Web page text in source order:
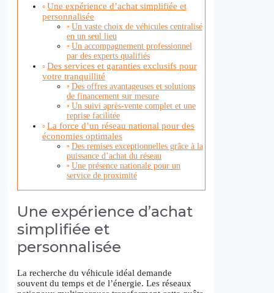
Une expérience d’achat simplifiée et
personnalisée
Un vaste choix de véhicules centralisé
en un seul lieu
Un accompagnement professionnel
par des experts qualifiés
Des services et garanties exclusifs pour
votre tranquillité
Des offres avantageuses et solutions
de financement sur mesure
Un suivi après-vente complet et une
reprise facilitée
La force d’un réseau national pour des
économies optimales
Des remises exceptionnelles grâce à la
puissance d’achat du réseau
Une présence nationale pour un
service de proximité
Une expérience d’achat
simplifiée et
personnalisée
La recherche du véhicule idéal demande
souvent du temps et de l’énergie. Les réseaux